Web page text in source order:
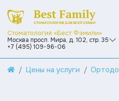
Стоматология «Бест Фэмили»
Москва просп. Мира, д. 102, стр. 35
+7 (495) 109-96-06
Цены на услуги